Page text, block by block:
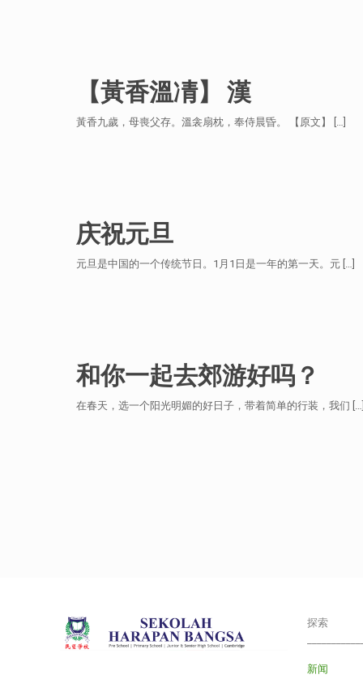
【黃香溫凊】 漢
黃香九歲，母喪父存。溫衾扇枕，奉侍晨昏。 【原文】 […]
庆祝元旦
元旦是中国的一个传统节日。1月1日是一年的第一天。元 […]
和你一起去郊游好吗？
在春天，选一个阳光明媚的好日子，带着简单的行装，我们
探索
新闻